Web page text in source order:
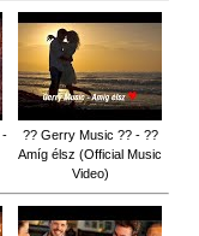
-
?? Gerry Music ?? - ??
Amíg élsz (Official Music
Video)